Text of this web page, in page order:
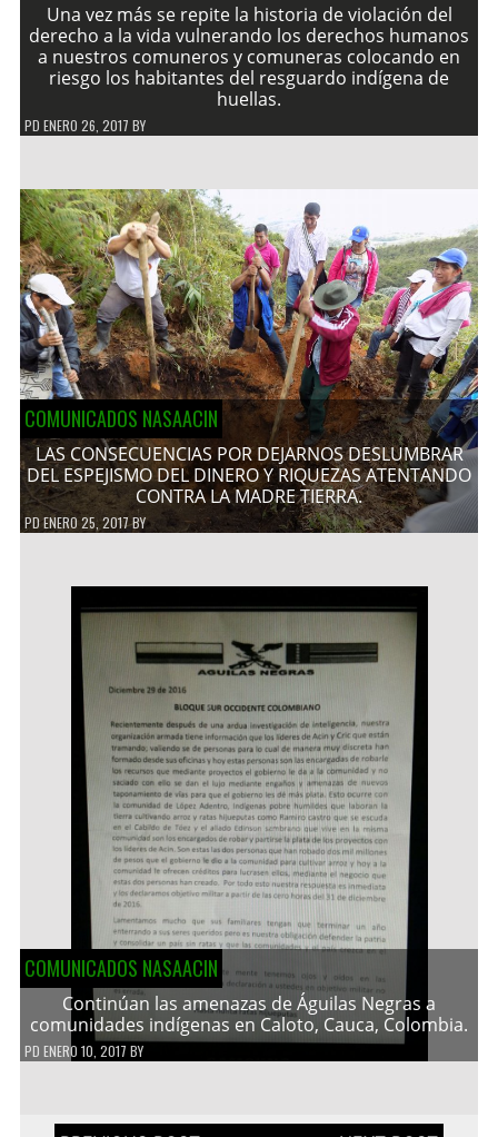
Una vez más se repite la historia de violación del
derecho a la vida vulnerando los derechos humanos
a nuestros comuneros y comuneras colocando en
riesgo los habitantes del resguardo indígena de
huellas.
PD ENERO 26, 2017 BY
COMUNICADOS NASAACIN
LAS CONSECUENCIAS POR DEJARNOS DESLUMBRAR
DEL ESPEJISMO DEL DINERO Y RIQUEZAS ATENTANDO
CONTRA LA MADRE TIERRA.
PDENERO 25, 2017BY
COMUNICADOS NASAACIN
Continúan las amenazas de Águilas Negras a
comunidades indígenas en Caloto, Cauca, Colombia.
PD ENERO 10, 2017 BY